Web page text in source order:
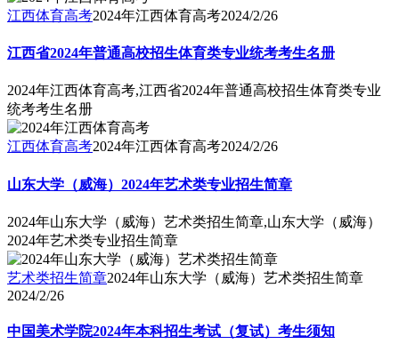
江西体育高考2024年江西体育高考2024/2/26
江西省2024年普通高校招生体育类专业统考考生名册
2024年江西体育高考,江西省2024年普通高校招生体育类专业
统考考生名册
江西体育高考2024年江西体育高考2024/2/26
山东大学（威海）2024年艺术类专业招生简章
2024年山东大学（威海）艺术类招生简章,山东大学（威海）
2024年艺术类专业招生简章
艺术类招生简章2024年山东大学（威海）艺术类招生简章
2024/2/26
中国美术学院2024年本科招生考试（复试）考生须知